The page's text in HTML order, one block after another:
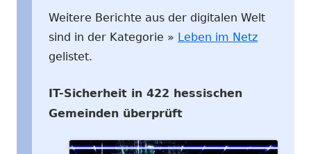
Weitere Berichte aus der digitalen Welt
sind in der Kategorie » Leben im Netz
gelistet.
IT-Sicherheit in 422 hessischen
Gemeinden überprüft